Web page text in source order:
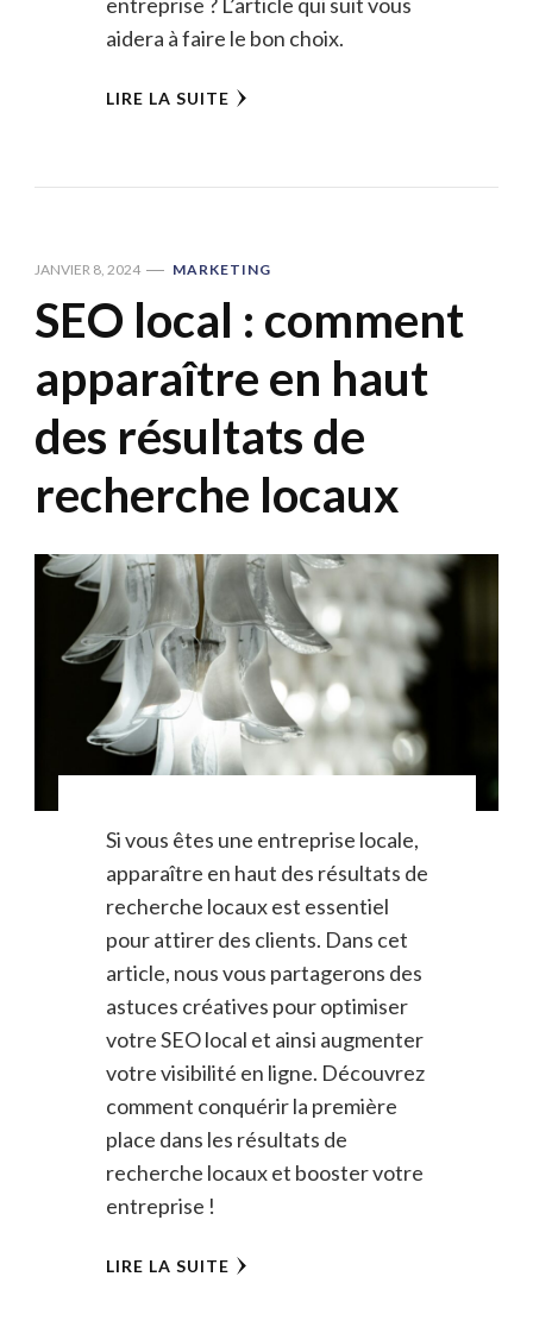
aidera à faire le bon choix.
LIRE LA SUITE
JANVIER 8, 2024 MARKETING
SEO local : comment
apparaître en haut
des résultats de
recherche locaux
Si vous êtes une entreprise locale,
apparaître en haut des résultats de
recherche locaux est essentiel
pour attirer des clients. Dans cet
article, nous vous partagerons des
astuces créatives pour optimiser
votre SEO local et ainsi augmenter
votre visibilité en ligne. Découvrez
comment conquérir la première
place dans les résultats de
recherche locaux et booster votre
entreprise !
LIRE LA SUITE